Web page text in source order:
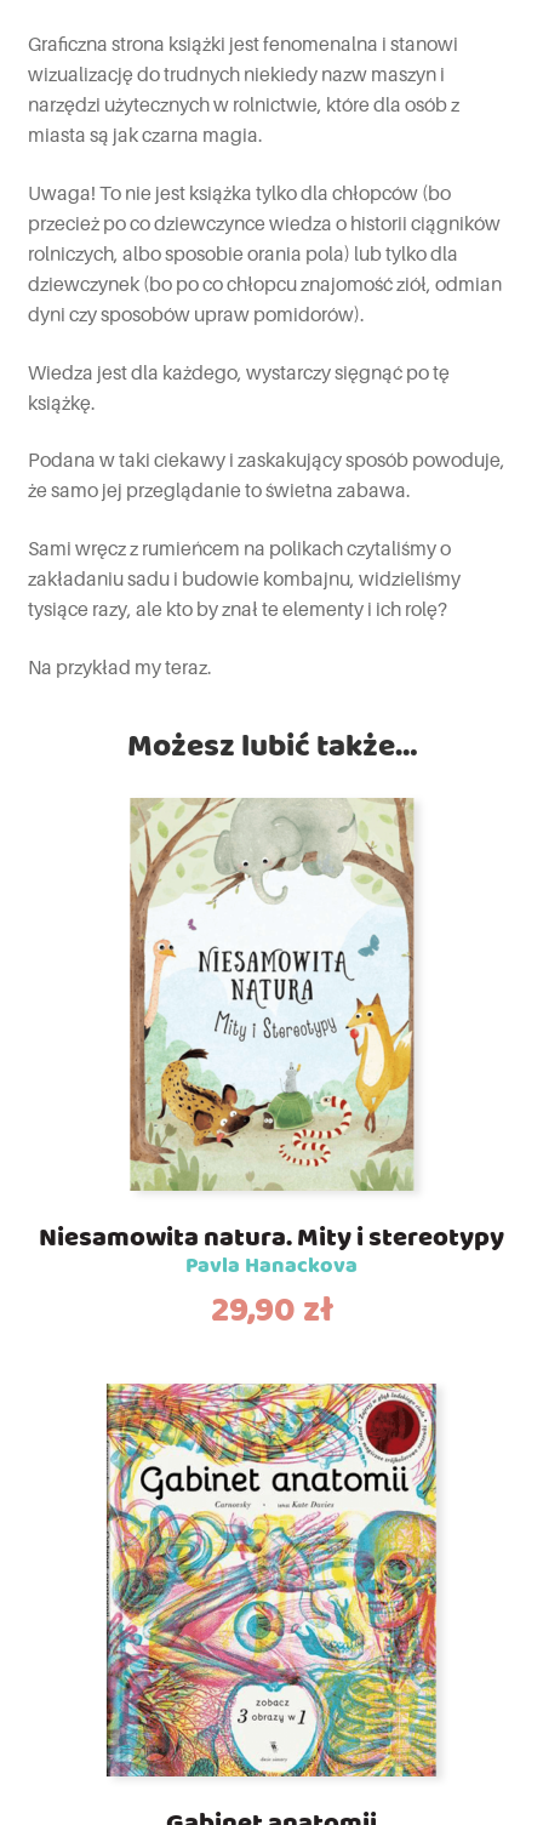
Graficzna strona książki jest fenomenalna i stanowi
wizualizację do trudnych niekiedy nazw maszyn i
narzędzi użytecznych w rolnictwie, które dla osób z
miasta są jak czarna magia.
Uwaga! To nie jest książka tylko dla chłopców (bo
przecież po co dziewczynce wiedza o historii ciągników
rolniczych, albo sposobie orania pola) lub tylko dla
dziewczynek (bo po co chłopcu znajomość ziół, odmian
dyni czy sposobów upraw pomidorów).
Wiedza jest dla każdego, wystarczy sięgnąć po tę
książkę.
Podana w taki ciekawy i zaskakujący sposób powoduje,
że samo jej przeglądanie to świetna zabawa.
Sami wręcz z rumieńcem na polikach czytaliśmy o
zakładaniu sadu i budowie kombajnu, widzieliśmy
tysiące razy, ale kto by znał te elementy i ich rolę?
Na przykład my teraz.
Możesz lubić także…
Niesamowita natura. Mity i stereotypy
Pavla Hanackova
29,90zł